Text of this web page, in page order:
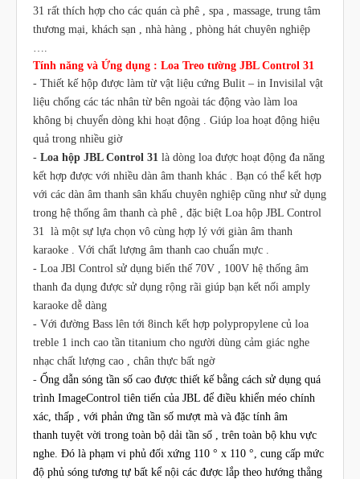
31 rất thích hợp cho các quán cà phê , spa , massage, trung tâm
thương mại, khách sạn , nhà hàng , phòng hát chuyên nghiệp
….
Tính năng và Ứng dụng : Loa Treo tường JBL Control 31
- Thiết kế hộp được làm từ vật liệu cứng Bulit – in Invisilal vật
liệu chống các tác nhân từ bên ngoài tác động vào làm loa
không bị chuyển dòng khi hoạt động . Giúp loa hoạt động hiệu
quả trong nhiều giờ
- Loa hộp JBL Control 31 là dòng loa được hoạt động đa năng
kết hợp được với nhiều dàn âm thanh khác . Bạn có thể kết hợp
với các dàn âm thanh sân khấu chuyên nghiệp cũng như sử dụng
trong hệ thống âm thanh cà phê , đặc biệt Loa hộp JBL Control
31 là một sự lựa chọn vô cùng hợp lý với giàn âm thanh
karaoke . Với chất lượng âm thanh cao chuẩn mực .
- Loa JBl Control sử dụng biến thế 70V , 100V hệ thống âm
thanh đa dụng được sử dụng rộng rãi giúp bạn kết nối amply
karaoke dễ dàng
- Với đường Bass lên tới 8inch kết hợp polypropylene củ loa
treble 1 inch cao tần titanium cho người dùng cảm giác nghe
nhạc chất lượng cao , chân thực bất ngờ
- Ống dẫn sóng tần số cao được thiết kế bằng cách sử dụng quá
trình ImageControl tiên tiến của JBL để điều khiển méo chính
xác, thấp , với phản ứng tần số mượt mà và đặc tính âm
thanh tuyệt vời trong toàn bộ dải tần số , trên toàn bộ khu vực
nghe. Đó là phạm vi phủ đối xứng 110 ° x 110 °, cung cấp mức
độ phủ sóng tương tự bất kể nội các được lắp theo hướng thẳng